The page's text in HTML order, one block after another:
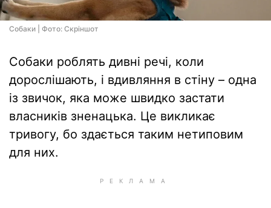
Собаки | Фото: Скріншот
Собаки роблять дивні речі, коли
дорослішають, і вдивляння в стіну – одна
із звичок, яка може швидко застати
власників зненацька. Це викликає
тривогу, бо здається таким нетиповим
для них.